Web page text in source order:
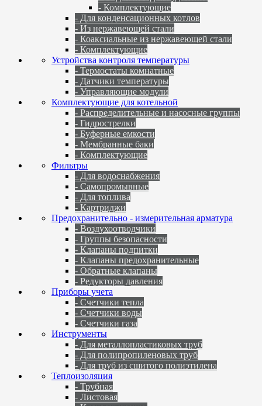
- Комплектующие
- Для конденсационных котлов
- Из нержавеющей стали
- Коаксиальные из нержавеющей стали
- Комплектующие
Устройства контроля температуры
- Термостаты комнатные
- Датчики температуры
- Управляющие модули
Комплектующие для котельной
- Распределительные и насосные группы
- Гидрострелки
- Буферные емкости
- Мембранные баки
- Комплектующие
Фильтры
- Для водоснабжения
- Самопромывные
- Для топлива
- Картриджи
Предохранительно - измерительная арматура
- Воздухоотводчики
- Группы безопасности
- Клапаны подпитки
- Клапаны предохранительные
- Обратные клапаны
- Редукторы давления
Приборы учета
- Счетчики тепла
- Счетчики воды
- Счетчики газа
Инструменты
- Для металлопластиковых труб
- Для полипропиленовых труб
- Для труб из сшитого полиэтилена
Теплоизоляция
- Трубная
- Листовая